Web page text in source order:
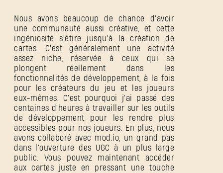
Nous avons beaucoup de chance d'avoir
une communauté aussi créative, et cette
ingéniosité s'étire jusqu'à la création de
cartes. C'est généralement une activité
assez niche, réservée à ceux qui se
plongent réellement dans les
fonctionnalités de développement, à la fois
pour les créateurs du jeu et les joueurs
eux-mêmes. C'est pourquoi j'ai passé des
centaines d'heures à travailler sur les outils
de développement pour les rendre plus
accessibles pour nos joueurs. En plus, nous
avons collaboré avec mod.io, un grand pas
dans l'ouverture des UGC à un plus large
public. Vous pouvez maintenant accéder
aux cartes juste en pressant une touche